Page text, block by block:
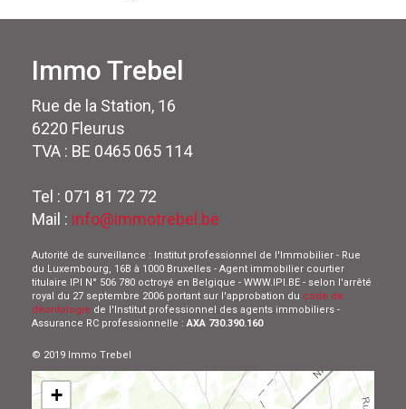
Immo Trebel
Rue de la Station, 16
6220 Fleurus
TVA : BE 0465 065 114
Tel : 071 81 72 72
Mail : info@immotrebel.be
Autorité de surveillance : Institut professionnel de l'Immobilier - Rue
du Luxembourg, 16B à 1000 Bruxelles - Agent immobilier courtier
titulaire IPI N° 506 780 octroyé en Belgique - WWW.IPI.BE - selon l'arrêté
royal du 27 septembre 2006 portant sur l'approbation du code de
déontologie de l'Institut professionnel des agents immobiliers -
Assurance RC professionnelle :AXA 730.390.160
© 2019 Immo Trebel
+